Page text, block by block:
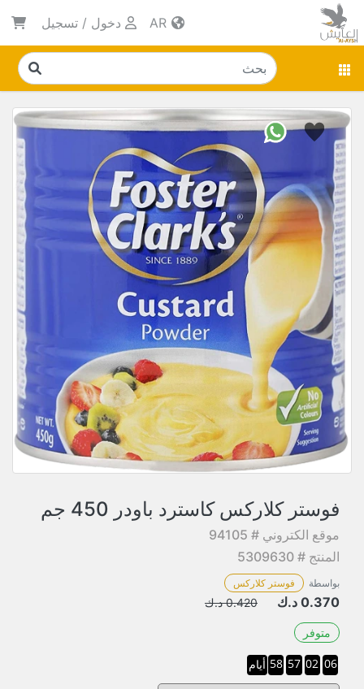
دخول / تسجيل
فوستر كلاركس كاسترد باودر 450 جم
موقع الكتروني # 94105
المنتج # 5309630
بواسطة فوستر كلاركس
0.370 د.ك 0.420د.ك
متوفر
06
02
57
58 أيام